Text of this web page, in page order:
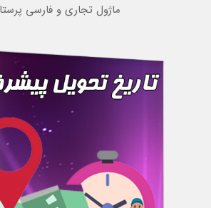
ماژول تجاری و فارسی